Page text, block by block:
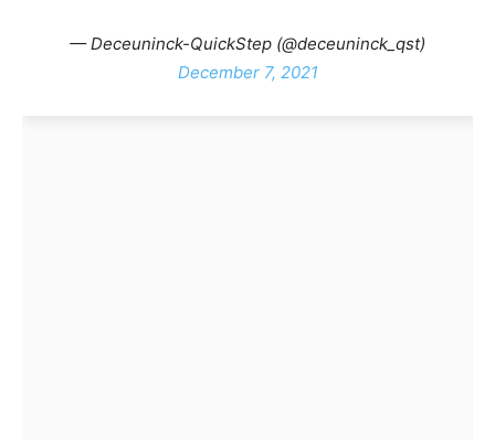
— Deceuninck-QuickStep (@deceuninck_qst)
December 7, 2021